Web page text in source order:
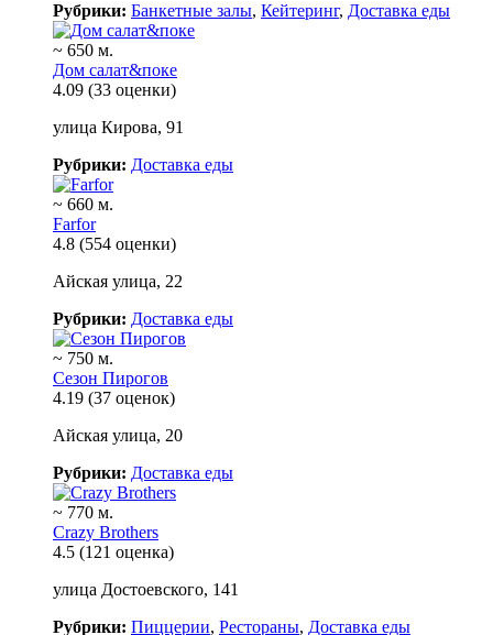
Рубрики: Банкетные залы, Кейтеринг, Доставка еды
~ 650 м.
Дом салат&поке
4.09 (33 оценки)
улица Кирова, 91
Рубрики: Доставка еды
~ 660 м.
Farfor
4.8 (554 оценки)
Айская улица, 22
Рубрики: Доставка еды
~ 750 м.
Сезон Пирогов
4.19 (37 оценок)
Айская улица, 20
Рубрики: Доставка еды
~ 770 м.
Crazy Brothers
4.5 (121 оценка)
улица Достоевского, 141
Рубрики: Пиццерии, Рестораны, Доставка еды